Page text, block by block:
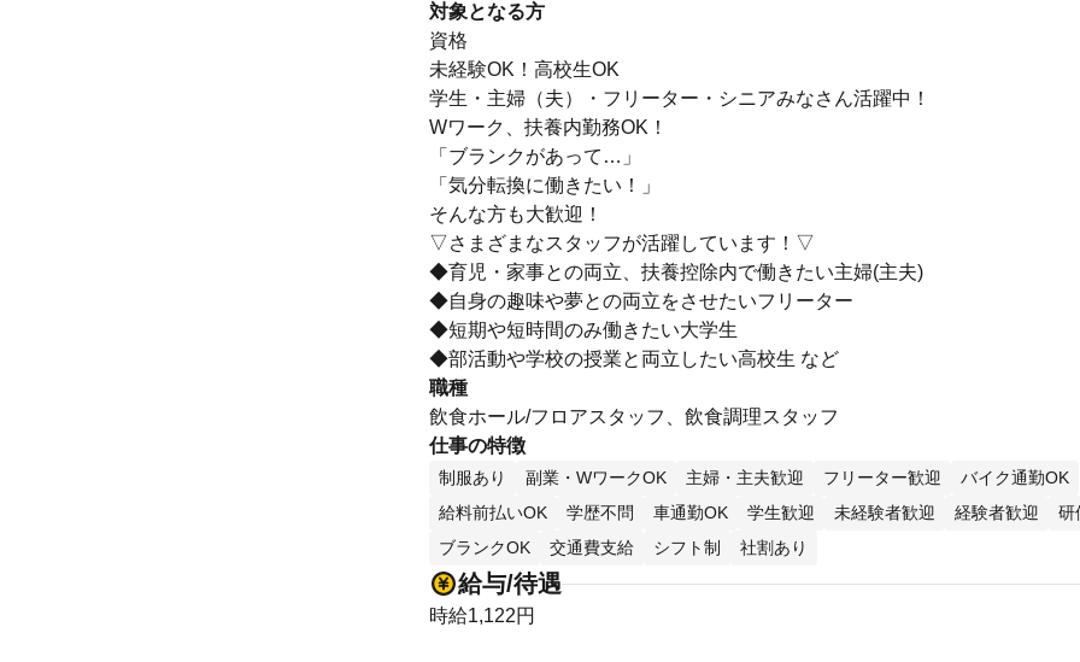
対象となる方
資格
未経験OK！高校生OK
学生・主婦（夫）・フリーター・シニアみなさん活躍中！
Wワーク、扶養内勤務OK！
「ブランクがあって…」
「気分転換に働きたい！」
そんな方も大歓迎！
▽さまざまなスタッフが活躍しています！▽
◆育児・家事との両立、扶養控除内で働きたい主婦(主夫)
◆自身の趣味や夢との両立をさせたいフリーター
◆短期や短時間のみ働きたい大学生
◆部活動や学校の授業と両立したい高校生 など
職種
飲食ホール/フロアスタッフ、飲食調理スタッフ
仕事の特徴
制服あり 副業・WワークOK 主婦・主夫歓迎 フリーター歓迎
バイク通勤OK
給料前払いOK
学歴不問 車通勤OK 学生歓迎 未経験者歓迎 経験者歓迎
研
ブランクOK
交通費支給 シフト制 社割あり
給与/待遇
時給1,122円